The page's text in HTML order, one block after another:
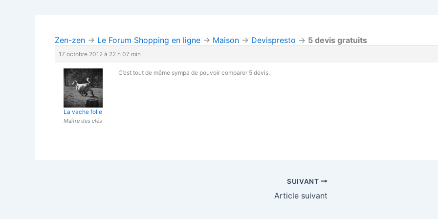
Zen-zen → Le Forum Shopping en ligne → Maison → Devispresto → 5 devis gratuits
17 octobre 2012 à 22 h 07 min
La vache folle
Maître des clés
C’est tout de même sympa de pouvoir comparer 5 devis.
SUIVANT
Article suivant